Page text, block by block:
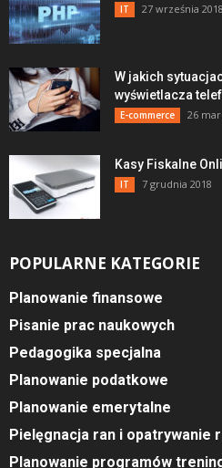
IT 27 września 2018
W jakich
wyświetlacza
E-commerce 26
Kasy Fiskalne
IT 7 grudnia 2018
POPULARNE KATEGORIE
Planowanie finansowe
Pisanie prac naukowych
Pedagogika specjalna
Planowanie podatkowe
Planowanie emerytalne
Pielęgnacja ran i opatrywanie
Planowanie programów